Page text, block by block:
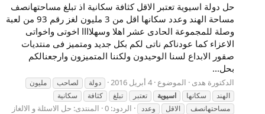
حل دولة اسيوية تعتبر الاقل كثافة سكانية اذ تبلغ مساحتهانصف
مساحة الهند وعدد سكانها اقل من 3 مليون لغز رقم 93 من لعبة
وصلة للمجموعة الحادى عشر اهلا وسهلاااا اخوتى واخواتى
الاعزاء كما عودناكم ناتى لكم بكل جديد ومتميز فى منتديات
صقور الابداع لسنا الوحيدون ولكننا المتميزون وارجعنالكم
بحل...
الدكتورة هدى الموضوع 4 أبريل 2016 دولة لصاحب
مليون
الهند
سكانها اسيوية تعتبر تبلغ كثافة
سكانية
مساحتهانصف
الاقل وعدد الردود: 0 المنتدى: حل الاسئلة و الالغاز